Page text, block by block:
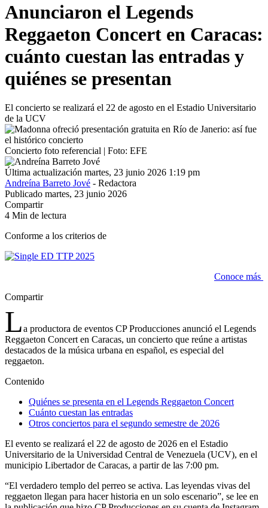
Anunciaron el Legends
Reggaeton Concert en Caracas:
cuánto cuestan las entradas y
quiénes se presentan
El concierto se realizará el 22 de agosto en el Estadio Universitario
de la UCV
Concierto foto referencial | Foto: EFE
Última actualización martes, 23 junio 2026 1:19 pm
Andreína Barreto Jové - Redactora
Publicado martes, 23 junio 2026
Compartir
4 Min de lectura
Conforme a los criterios de
Conoce más
Compartir
La productora de eventos CP Producciones anunció el Legends
Reggaeton Concert en Caracas, un concierto que reúne a artistas
destacados de la música urbana en español, es especial del
reggaeton.
Contenido
Quiénes se presenta en el Legends Reggaeton Concert
Cuánto cuestan las entradas
Otros conciertos para el segundo semestre de 2026
El evento se realizará el 22 de agosto de 2026 en el Estadio
Universitario de la Universidad Central de Venezuela (UCV), en el
municipio Libertador de Caracas, a partir de las 7:00 pm.
“El verdadero templo del perreo se activa. Las leyendas vivas del
reggaeton llegan para hacer historia en un solo escenario”, se lee en